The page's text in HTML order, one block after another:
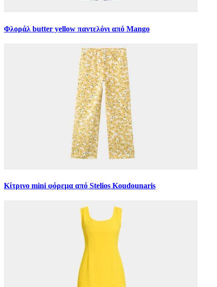
Φλοράλ butter yellow παντελόνι από Mango
Κίτρινο mini φόρεμα από Stelios Koudounaris